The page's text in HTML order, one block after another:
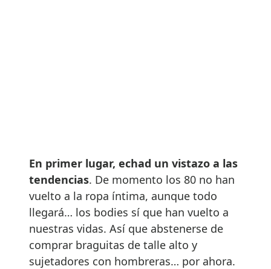
En primer lugar, echad un vistazo a las
tendencias. De momento los 80 no han
vuelto a la ropa íntima, aunque todo
llegará… los bodies sí que han vuelto a
nuestras vidas. Así que abstenerse de
comprar braguitas de talle alto y
sujetadores con hombreras… por ahora.